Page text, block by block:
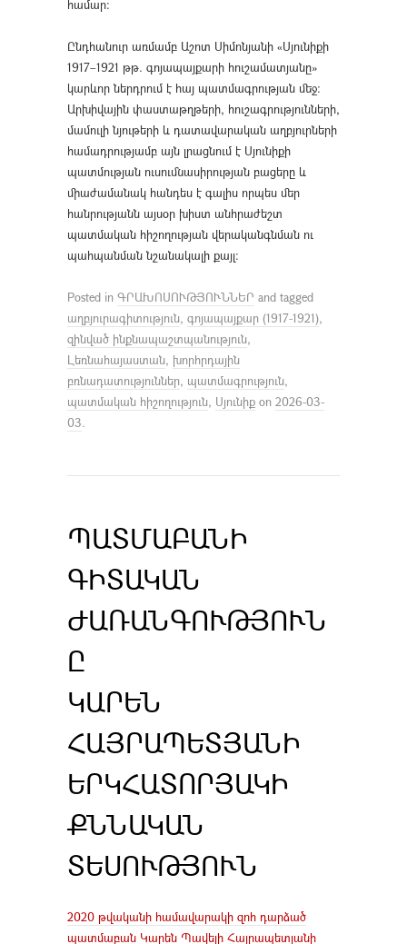
համար։
Ընդհանուր առմամբ Աշոտ Սիմոնյանի «Սյունիքի
1917–1921 թթ. գոյապայքարի հուշամատյանը»
կարևոր ներդրում է հայ պատմագրության մեջ։
Արխիվային փաստաթղթերի, հուշագրությունների,
մամուլի նյութերի և դատավարական աղբյուրների
համադրությամբ այն լրացնում է Սյունիքի
պատմության ուսումնասիրության բացերը և
միաժամանակ հանդես է գալիս որպես մեր
հանրությանն այսօր խիստ անհրաժեշտ
պատմական հիշողության վերականգնման ու
պահպանման նշանակալի քայլ։
Posted in ԳՐԱԽՈՍՈՒԹՅՈՒՆՆԵՐ and tagged
աղբյուրագիտություն, գոյապայքար (1917-1921),
զինված ինքնապաշտպանություն,
Լեռնահայաստան, խորհրդային
բռնադատություններ, պատմագրություն,
պատմական հիշողություն, Սյունիք on 2026-03-
03.
ՊԱՏՄԱԲԱՆԻ
ԳԻՏԱԿԱՆ
ԺԱՌԱՆԳՈՒԹՅՈՒՆ
Ը
ԿԱՐԵՆ
ՀԱՅՐԱՊԵՏՅԱՆԻ
ԵՐԿՀԱՏՈՐՅԱԿԻ
ՔՆՆԱԿԱՆ
ՏԵՍՈՒԹՅՈՒՆ
2020 թվականի համավարակի զոհ դարձած
պատմաբան Կարեն Պավելի Հայրապետյանի